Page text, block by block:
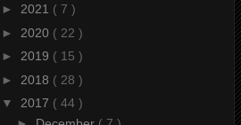
► 2021 ( 7 )
► 2020 ( 22 )
► 2019 ( 15 )
► 2018 ( 28 )
▼ 2017 ( 44 )